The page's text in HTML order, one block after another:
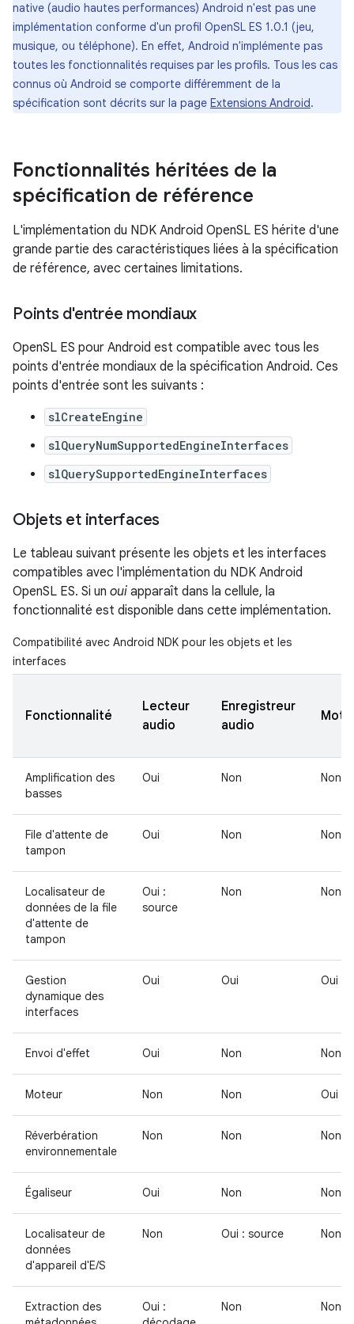
native (audio hautes performances) Android n'est pas une
implémentation conforme d'un profil OpenSL ES 1.0.1 (jeu,
musique, ou téléphone). En effet, Android n'implémente pas
toutes les fonctionnalités requises par les profils. Tous les cas
connus où Android se comporte différemment de la
spécification sont décrits sur la page Extensions Android.
Fonctionnalités héritées de la
spécification de référence
L'implémentation du NDK Android OpenSL ES hérite d'une
grande partie des caractéristiques liées à la spécification
de référence, avec certaines limitations.
Points d'entrée mondiaux
OpenSL ES pour Android est compatible avec tous les
points d'entrée mondiaux de la spécification Android. Ces
points d'entrée sont les suivants :
slCreateEngine
slQueryNumSupportedEngineInterfaces
slQuerySupportedEngineInterfaces
Objets et interfaces
Le tableau suivant présente les objets et les interfaces
compatibles avec l'implémentation du NDK Android
OpenSL ES. Si un oui apparaît dans la cellule, la
fonctionnalité est disponible dans cette implémentation.
Compatibilité avec Android NDK pour les objets et les
interfaces
Fonctionnalité
Lecteur
audio
Enregistreur
audio
Amplification des
basses
Oui Non Non
File d'attente de
tampon
Oui Non Non
Localisateur de
données de la file
d'attente de
tampon
Oui :
source
Non Non
Gestion
dynamique des
interfaces
Oui Oui Oui
Envoi d'effet Oui Non Non
Moteur Non Non Oui
Réverbération
environnementale
Non Non Non
Égaliseur Oui Non Non
Localisateur de
données
d'appareil d'E/S
Non Oui : source Non
Extraction des
Oui :
Non Non